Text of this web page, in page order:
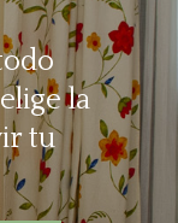
la
tu